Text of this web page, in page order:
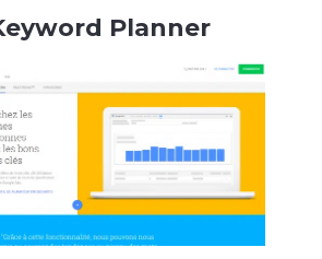
Planner